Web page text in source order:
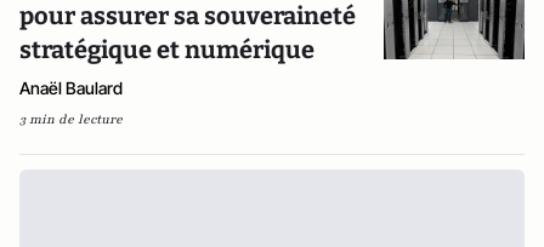
pour assurer sa souveraineté
stratégique et numérique
Anaël Baulard
3 min de lecture